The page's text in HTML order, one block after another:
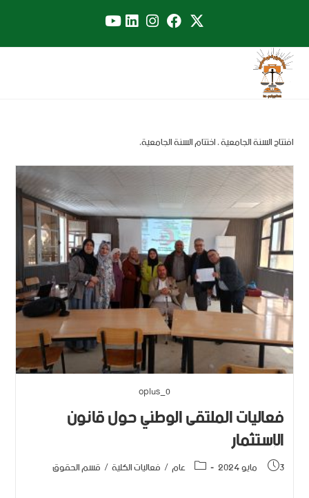
افتتاح السنة الجامعية ، اختتام السنة الجامعية،
oplus_0
فعاليات الملتقى الوطني حول قانون
الإستثمار
3 مايو 2024 عام/ فعاليات الكلية/ قسم الحقوق